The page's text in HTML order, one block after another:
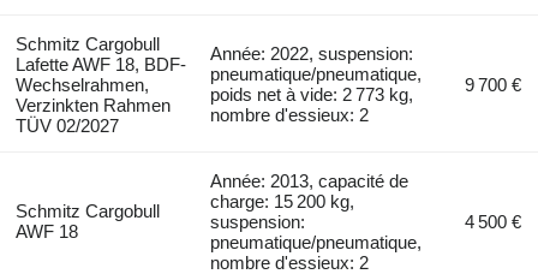
Schmitz Cargobull
Lafette AWF 18, BDF-
Wechselrahmen,
Verzinkten Rahmen
TÜV 02/2027
Année: 2022, suspension:
pneumatique/pneumatique,
poids net à vide: 2 773 kg,
nombre d'essieux: 2
9 700 €
Schmitz Cargobull
AWF 18
Année: 2013, capacité de
charge: 15 200 kg,
suspension:
pneumatique/pneumatique,
nombre d'essieux: 2
4 500 €